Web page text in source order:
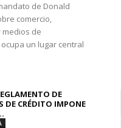
de Donald
comercio,
de
un lugar central
DE
DE CRÉDITO IMPONE